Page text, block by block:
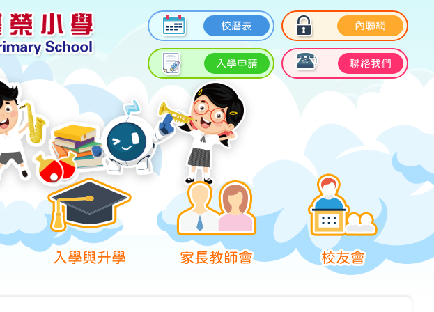
校曆表 內聯網
入學申請 聯絡我們
入學與升學 家長教師會 校友會